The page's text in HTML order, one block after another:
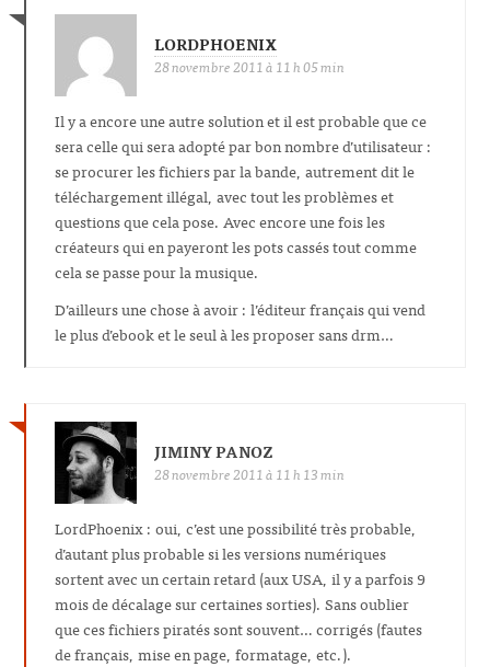
LORDPHOENIX
28 novembre 2011 à 11 h 05 min
Il y a encore une autre solution et il est probable que ce
sera celle qui sera adopté par bon nombre d’utilisateur :
se procurer les fichiers par la bande, autrement dit le
téléchargement illégal, avec tout les problèmes et
questions que cela pose. Avec encore une fois les
créateurs qui en payeront les pots cassés tout comme
cela se passe pour la musique.
D’ailleurs une chose à avoir : l’éditeur français qui vend
le plus d’ebook et le seul à les proposer sans drm…
JIMINY PANOZ
28 novembre 2011 à 11 h 13 min
LordPhoenix : oui, c’est une possibilité très probable,
d’autant plus probable si les versions numériques
sortent avec un certain retard (aux USA, il y a parfois 9
mois de décalage sur certaines sorties). Sans oublier
que ces fichiers piratés sont souvent… corrigés (fautes
de français, mise en page, formatage, etc.).